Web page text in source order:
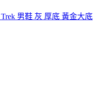
男鞋 灰 厚底 黃金大底